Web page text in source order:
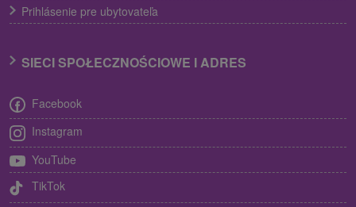
Prihlásenie pre ubytovateľa
SIECI SPOŁECZNOŚCIOWE I ADRES
Facebook
Instagram
YouTube
TikTok